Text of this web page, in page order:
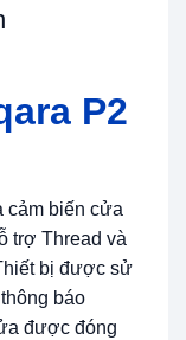
P2
cảm biến cửa
trợ Thread và
bị được sử
báo
được đóng